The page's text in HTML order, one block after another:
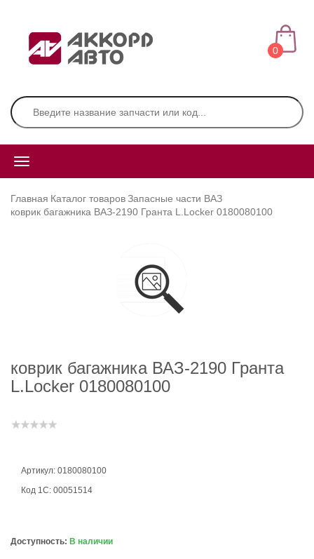
0
Главная Каталог товаровЗапасные части ВАЗ
коврик багажника ВАЗ-2190 Гранта L.Locker 0180080100
коврик багажника ВАЗ-2190 Гранта
L.Locker 0180080100
Артикул: 0180080100
Код 1С: 00051514
Доступность: В наличии